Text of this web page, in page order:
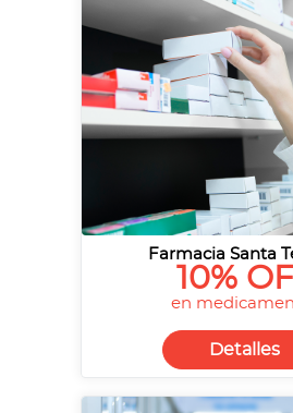
Farmacia Santa
10%
en
Detalles